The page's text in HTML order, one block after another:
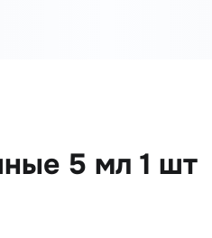
5 мл 1 шт